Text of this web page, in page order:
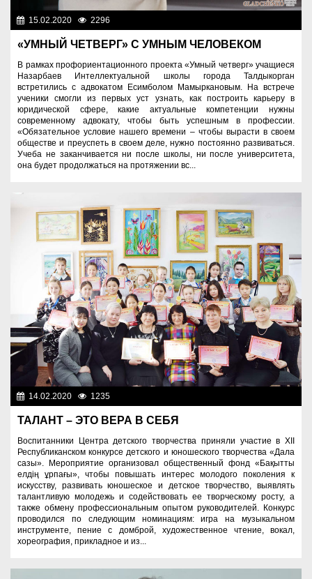
15.02.2020 2296
«УМНЫЙ ЧЕТВЕРГ» С УМНЫМ ЧЕЛОВЕКОМ
В рамках профориентационного проекта «Умный четверг» учащиеся
Назарбаев Интеллектуальной школы города Талдыкорган
встретились с адвокатом Есимболом Мамыркановым. На встрече
ученики смогли из первых уст узнать, как построить карьеру в
юридической сфере, какие актуальные компетенции нужны
современному адвокату, чтобы быть успешным в профессии.
«Обязательное условие нашего времени – чтобы вырасти в своем
обществе и преуспеть в своем деле, нужно постоянно развиваться.
Учеба не заканчивается ни после школы, ни после университета,
она будет продолжаться на протяжении вс...
14.02.2020 1235
ТАЛАНТ – ЭТО ВЕРА В СЕБЯ
Воспитанники Центра детского творчества приняли участие в XII
Республиканском конкурсе детского и юношеского творчества «Дала
сазы». Мероприятие организовал общественный фонд «Бақытты
елдің ұрпағы», чтобы повышать интерес молодого поколения к
искусству, развивать юношеское и детское творчество, выявлять
талантливую молодежь и содействовать ее творческому росту, а
также обмену профессиональным опытом руководителей. Конкурс
проводился по следующим номинациям: игра на музыкальном
инструменте, пение с домброй, художественное чтение, вокал,
хореография, прикладное и из...